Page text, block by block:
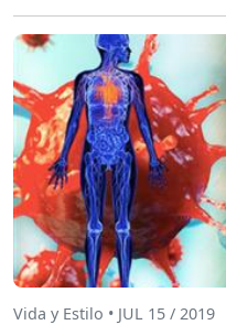
Vida y Estilo • JUL 15 / 2019